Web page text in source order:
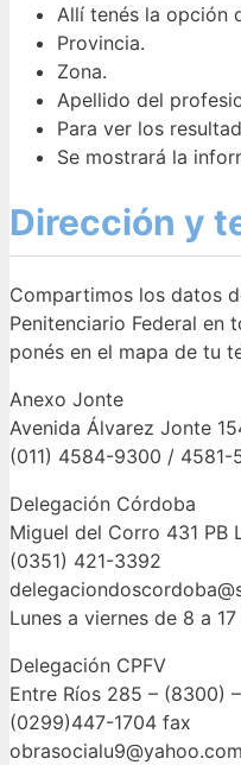
Allí tenés la opción
Provincia.
Zona.
Apellido del
Para ver los
Se mostrará la
Dirección y
Compartimos los datos
Penitenciario Federal en
ponés en el mapa de tu
Anexo Jonte
Avenida Álvarez Jonte
(011) 4584-9300 / 4581-
Delegación Córdoba
Miguel del Corro 431 PB
(0351) 421-3392
Lunes a viernes de 8 a
Delegación CPFV
Entre Ríos 285 – (8300)
(0299)447-1704 fax